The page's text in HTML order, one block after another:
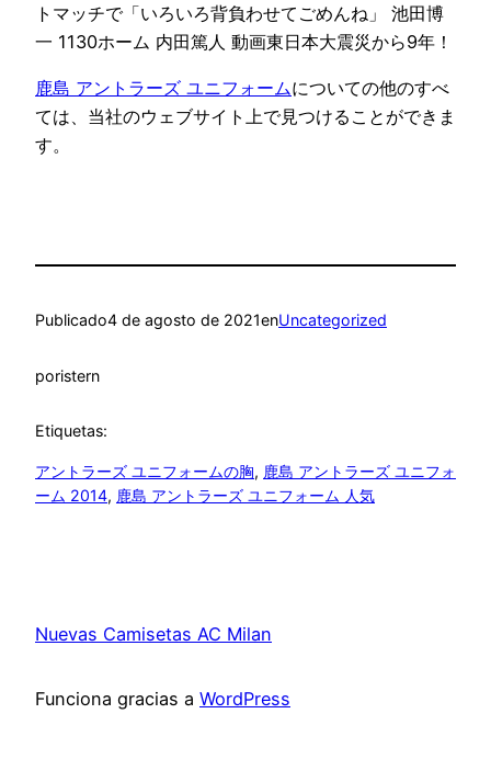
トマッチで「いろいろ背負わせてごめんね」 池田博
一 1130ホーム 内田篤人 動画東日本大震災から9年！
鹿島 アントラーズ ユニフォームについての他のすべ
ては、当社のウェブサイト上で見つけることができま
す。
Publicado4 de agosto de 2021enUncategorized
poristern
Etiquetas:
アントラーズ ユニフォームの胸, 鹿島 アントラーズ ユニフォ
ーム 2014, 鹿島 アントラーズ ユニフォーム 人気
Nuevas Camisetas AC Milan
Funciona gracias a WordPress